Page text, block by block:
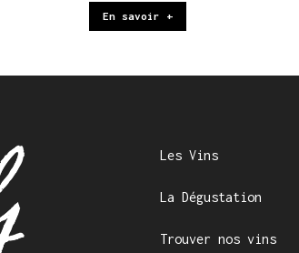
En savoir +
Les Vins
La Dégustation
Trouver nos vins